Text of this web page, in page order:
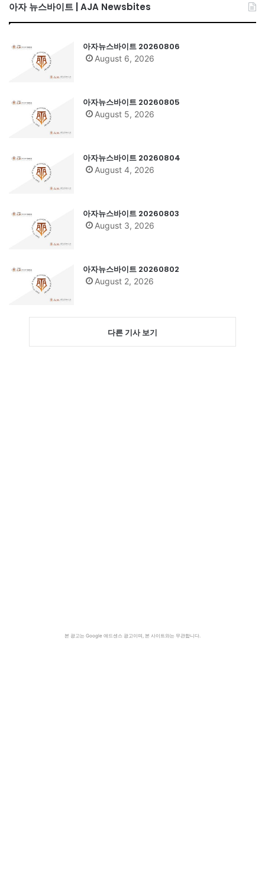
아자 뉴스바이트 | AJA Newsbites
아자뉴스바이트 20260806
August 6, 2026
아자뉴스바이트 20260805
August 5, 2026
아자뉴스바이트 20260804
August 4, 2026
아자뉴스바이트 20260803
August 3, 2026
아자뉴스바이트 20260802
August 2, 2026
다른 기사 보기
본 광고는 Google 애드센스 광고이며, 본 사이트와는 무관합니다.